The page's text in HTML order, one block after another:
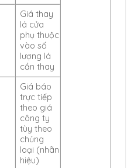
Giá thay
lá cửa
phụ thuộc
vào số
lượng lá
cần thay
Giá báo
trực tiếp
theo giá
công ty
tùy theo
chủng
loại (nhãn
hiệu)